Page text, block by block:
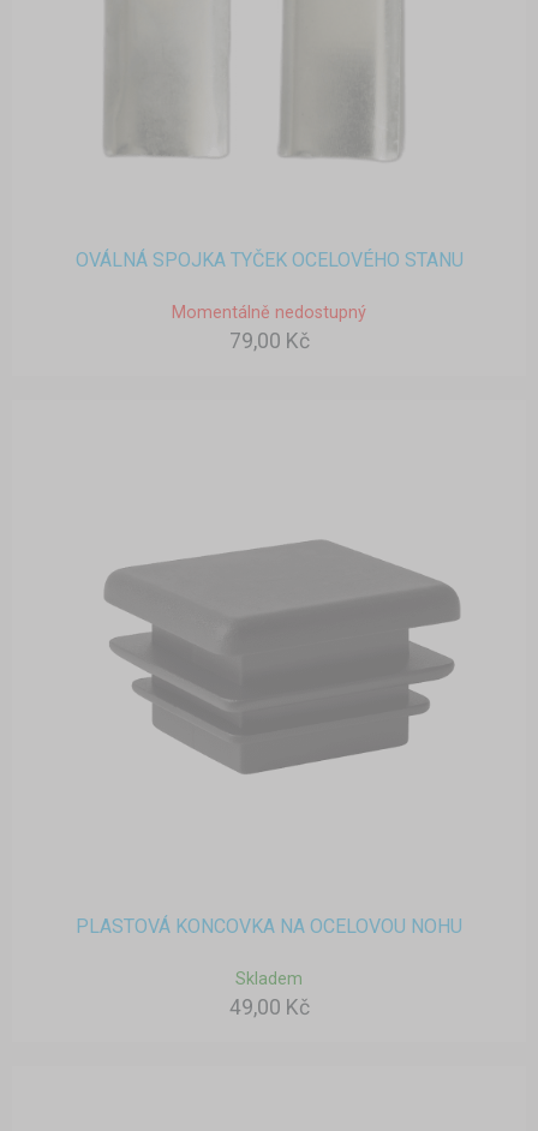
OVÁLNÁ SPOJKA TYČEK OCELOVÉHO STANU
Momentálně nedostupný
79,00 Kč
PLASTOVÁ KONCOVKA NA OCELOVOU NOHU
Skladem
49,00 Kč